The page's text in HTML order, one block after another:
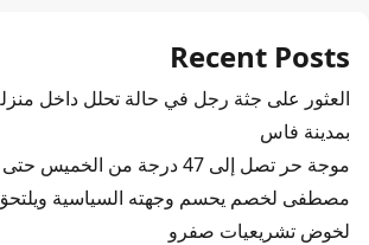
Recent Posts
العثور على جثة رجل في حالة تحلل داخل
بمدينة فاس
موجة حر تصل إلى 47 درجة من الخميس حتى السبت
مصطفى لخصم يحسم وجهته السياسية ويلتحق
لخوض تشريعيات صفرو